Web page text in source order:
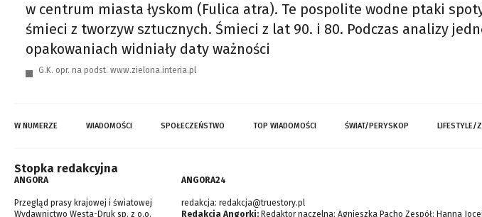
w centrum miasta łyskom (Fulica atra). Te pospolite wodne ptaki
śmieci z tworzyw sztucznych. Śmieci z lat 90. i 80. Podczas analizy
opakowaniach widniały daty ważności
G.K. opr. na podst. www.zielona.interia.pl
W NUMERZE WIADOMOŚCI SPOŁECZEŃSTWO TOP WIADOMOŚCI ŚWIAT/PERYSKOP LIFESTYLE/
Stopka redakcyjna
ANGORA
Przegląd prasy krajowej i światowej
Wydawnictwo Westa-Druk sp. z o.o.
ANGORA24
redakcja: redakcja@truestory.pl
Redakcja Angorki: Redaktor naczelna: Agnieszka Pacho Zespół: Hanna